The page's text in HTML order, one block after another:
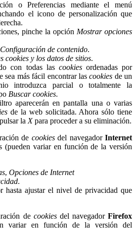
o Preferencias mediante el menú
el icono de personalización que
pinche la opción Mostrar opciones
Configuración de contenido.
cookies y los datos de sitios.
con todas las cookiesordenadas por
sea más fácil encontrar lascookies de un
introduzca parcial o totalmente la
Buscar cookies.
aparecerán en pantalla una o varias
de la web solicitada. Ahora sólo tiene
la Xpara proceder a su eliminación.
de cookiesdel navegadorInternet
(pueden variar en función de la versión
, Opciones de Internet
.
hasta ajustar el nivel de privacidad que
de cookiesdel navegadorFirefox
variar en función de la versión del